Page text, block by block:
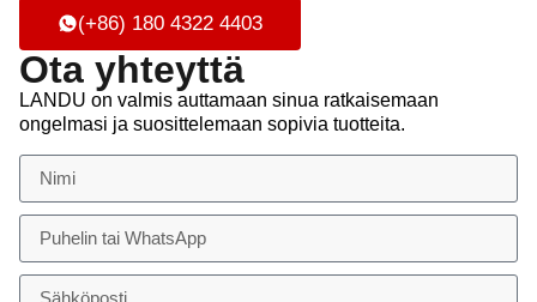
(+86) 180 4322 4403
Ota yhteyttä
LANDU on valmis auttamaan sinua ratkaisemaan
ongelmasi ja suosittelemaan sopivia tuotteita.